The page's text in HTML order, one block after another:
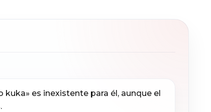
es inexistente para él, aunque el